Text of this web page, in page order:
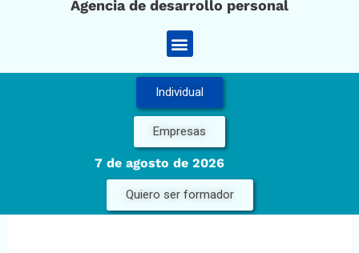
Agencia de desarrollo personal
Menú
Individual
Empresas
7 de agosto de 2026
Quiero ser formador